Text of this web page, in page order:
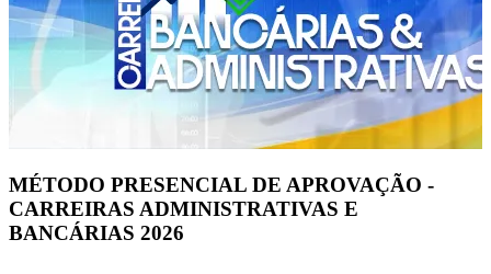
MÉTODO PRESENCIAL DE APROVAÇÃO -
CARREIRAS ADMINISTRATIVAS E
BANCÁRIAS 2026